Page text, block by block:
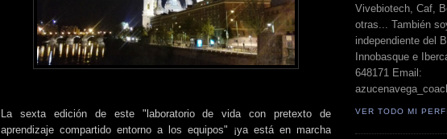
La sexta edición de este "laboratorio de vida con pretexto de
aprendizaje compartido entorno a los equipos" ¡ya está en marcha
Vivebiotech, Caf,
otras... También
independiente del
Innobasque e
648171 Email:
VER TODO MI